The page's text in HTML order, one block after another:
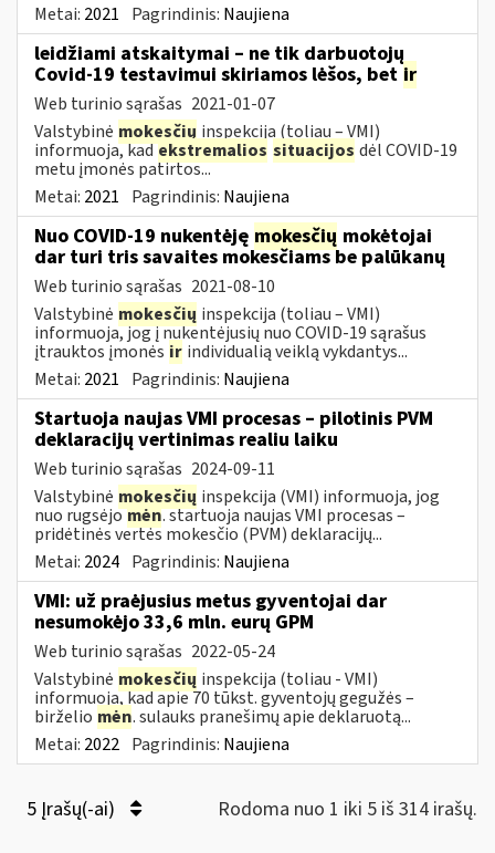
Metai: 2021 Pagrindinis: Naujiena
leidžiami atskaitymai – ne tik darbuotojų
Covid-19 testavimui skiriamos lėšos, bet ir
Web turinio sąrašas 2021-01-07
Valstybinė mokesčių inspekcija (toliau – VMI)
informuoja, kadekstremalios situacijos dėl COVID-19
metu įmonės patirtos...
Metai: 2021 Pagrindinis: Naujiena
Nuo COVID-19 nukentėję mokesčių mokėtojai
dar turi tris savaites mokesčiams be palūkanų
Web turinio sąrašas 2021-08-10
Valstybinė mokesčių inspekcija (toliau – VMI)
informuoja, jog į nukentėjusių nuo COVID-19 sąrašus
įtrauktos įmonės ir individualią veiklą vykdantys...
Metai: 2021 Pagrindinis: Naujiena
Startuoja naujas VMI procesas – pilotinis PVM
deklaracijų vertinimas realiu laiku
Web turinio sąrašas 2024-09-11
Valstybinė mokesčių inspekcija (VMI) informuoja, jog
nuo rugsėjomėn. startuoja naujas VMI procesas –
pridėtinės vertės mokesčio (PVM) deklaracijų...
Metai: 2024 Pagrindinis: Naujiena
VMI: už praėjusius metus gyventojai dar
nesumokėjo 33,6 mln. eurų GPM
Web turinio sąrašas 2022-05-24
Valstybinė mokesčių inspekcija (toliau - VMI)
informuoja, kad apie 70 tūkst. gyventojų gegužės –
birželio mėn. sulauks pranešimų apie deklaruotą...
Metai: 2022 Pagrindinis: Naujiena
5 Įrašų(-ai) Rodoma nuo 1 iki 5 iš 314 irašų.